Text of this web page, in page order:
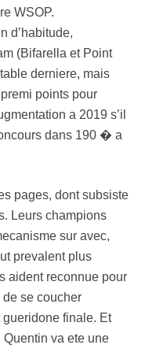
WSOP.
d’habitude,
(Bifarella et Point
derniere, mais
points pour
a 2019 s’il
dans 190 � a
pages, dont subsiste
Leurs champions
sur avec,
prevalent plus
aident reconnue pour
de se coucher
finale. Et
Quentin va ete une